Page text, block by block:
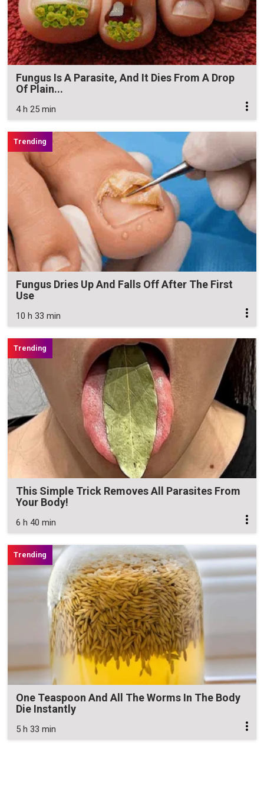
Fungus Is A Parasite, And It Dies From A Drop
Of Plain...
4 h 25 min
Fungus Dries Up And Falls Off After The First
Use
10 h 33 min
This Simple Trick Removes All Parasites From
Your Body!
6 h 40 min
One Teaspoon And All The Worms In The Body
Die Instantly
5 h 33 min